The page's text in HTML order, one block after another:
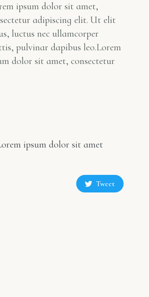
ipsum dolor sit amet,
adipiscing elit. Ut elit
luctus nec ullamcorper
pulvinar dapibus leo.Lorem
dolor sit amet, consectetur
ipsum dolor sit amet
Tweet